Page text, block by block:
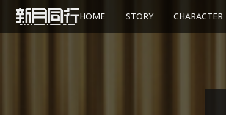
HOME STORY CHARACTER